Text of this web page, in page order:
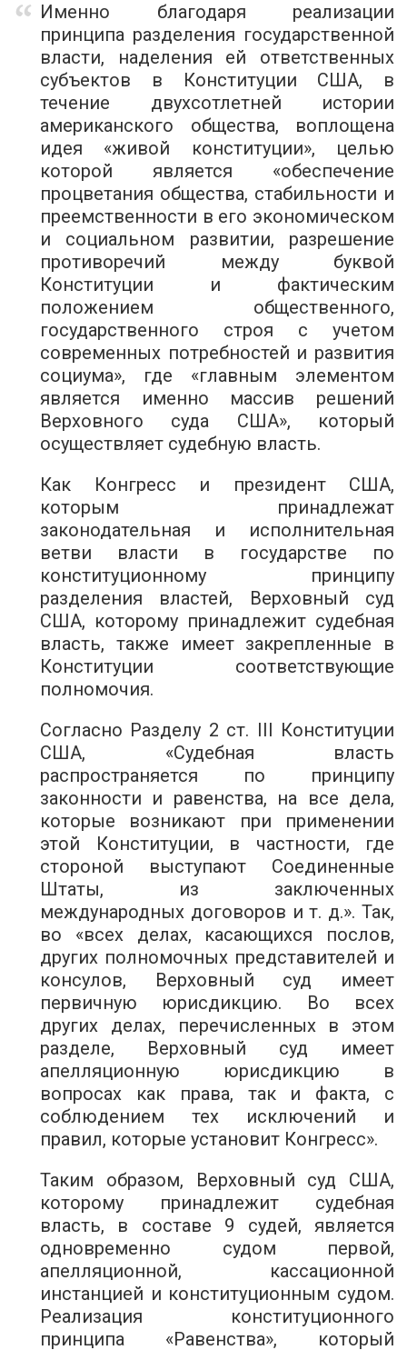
Именно благодаря реализации
принципа разделения государственной
власти, наделения ей ответственных
субъектов в Конституции США, в
течение двухсотлетней истории
американского общества, воплощена
идея «живой конституции», целью
которой является «обеспечение
процветания общества, стабильности и
преемственности в его экономическом
и социальном развитии, разрешение
противоречий между буквой
Конституции и фактическим
положением общественного,
государственного строя с учетом
современных потребностей и развития
социума», где «главным элементом
является именно массив решений
Верховного суда США», который
осуществляет судебную власть.
Как Конгресс и президент США,
которым принадлежат
законодательная и исполнительная
ветви власти в государстве по
конституционному принципу
разделения властей, Верховный суд
США, которому принадлежит судебная
власть, также имеет закрепленные в
Конституции соответствующие
полномочия.
Согласно Разделу 2 ст. III Конституции
США, «Судебная власть
распространяется по принципу
законности и равенства, на все дела,
которые возникают при применении
этой Конституции, в частности, где
стороной выступают Соединенные
Штаты, из заключенных
международных договоров и т. д.». Так,
во «всех делах, касающихся послов,
других полномочных представителей и
консулов, Верховный суд имеет
первичную юрисдикцию. Во всех
других делах, перечисленных в этом
разделе, Верховный суд имеет
апелляционную юрисдикцию в
вопросах как права, так и факта, с
соблюдением тех исключений и
правил, которые установит Конгресс».
Таким образом, Верховный суд США,
которому принадлежит судебная
власть, в составе 9 судей, является
одновременно судом первой,
апелляционной, кассационной
инстанцией и конституционным судом.
Реализация конституционного
принципа «Равенства», который